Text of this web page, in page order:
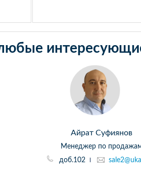
Айрат Суфиянов
Менеджер по
доб.102